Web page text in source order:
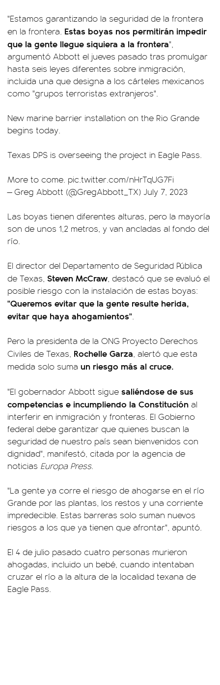
"Estamos garantizando la seguridad de la frontera
en la frontera. Estas boyas nos permitirán impedir
que la gente llegue siquiera a la frontera",
argumentó Abbott el jueves pasado tras promulgar
hasta seis leyes diferentes sobre inmigración,
incluida una que designa a los cárteles mexicanos
como "grupos terroristas extranjeros".
New marine barrier installation on the Rio Grande
begins today.
Texas DPS is overseeing the project in Eagle Pass.
More to come. pic.twitter.com/nHrTqUG7Fi
— Greg Abbott (@GregAbbott_TX) July 7, 2023
Las boyas tienen diferentes alturas, pero la mayoría
son de unos 1,2 metros, y van ancladas al fondo del
río.
El director del Departamento de Seguridad Pública
de Texas, Steven McCraw, destacó que se evaluó el
posible riesgo con la instalación de estas boyas:
"Queremos evitar que la gente resulte herida,
evitar que haya ahogamientos".
Pero la presidenta de la ONG Proyecto Derechos
Civiles de Texas, Rochelle Garza, alertó que esta
medida solo suma un riesgo más al cruce.
"El gobernador Abbott sigue saliéndose de sus
competencias e incumpliendo la Constitución al
interferir en inmigración y fronteras. El Gobierno
federal debe garantizar que quienes buscan la
seguridad de nuestro país sean bienvenidos con
dignidad", manifestó, citada por la agencia de
noticias Europa Press.
"La gente ya corre el riesgo de ahogarse en el río
Grande por las plantas, los restos y una corriente
impredecible. Estas barreras solo suman nuevos
riesgos a los que ya tienen que afrontar", apuntó.
El 4 de julio pasado cuatro personas murieron
ahogadas, incluido un bebé, cuando intentaban
cruzar el río a la altura de la localidad texana de
Eagle Pass.